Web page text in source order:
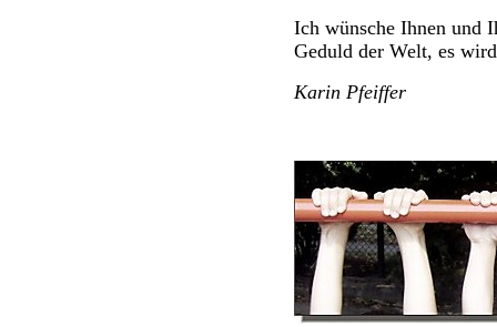
Ich wünsche Ihnen und
Geduld der Welt, es
Karin Pfeiffer